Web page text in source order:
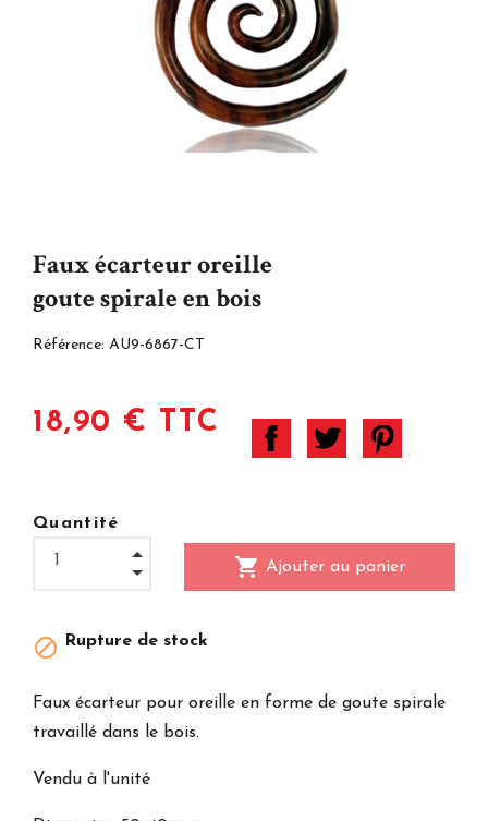
Faux écarteur oreille
goute spirale en bois
Référence: AU9-6867-CT
18,90 € TTC
Quantité
shopping_cart Ajouter au panier
 Rupture de stock
Faux écarteur pour oreille en forme de goute spirale
travaillé dans le bois.
Vendu à l'unité